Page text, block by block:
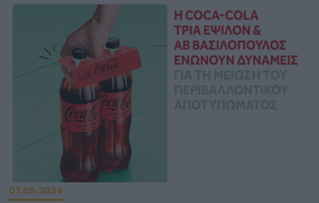
03.08.2026